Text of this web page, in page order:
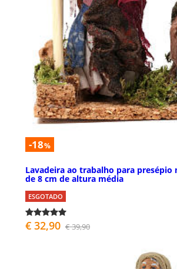
-18%
Lavadeira ao trabalho para
de 8 cm de altura média
ESGOTADO
€ 32,90 € 39,90